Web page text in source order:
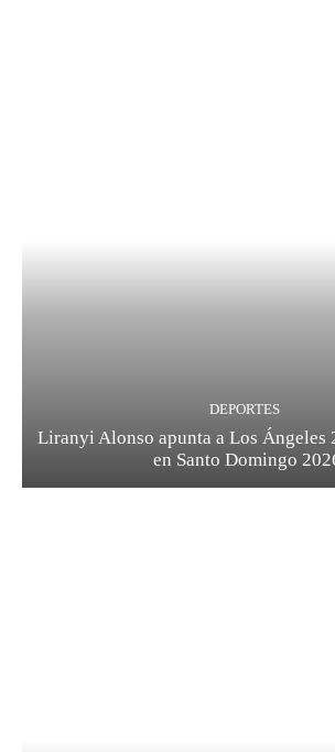
DEPORTES
Liranyi Alonso apunta a Los Ángeles
en Santo Domingo